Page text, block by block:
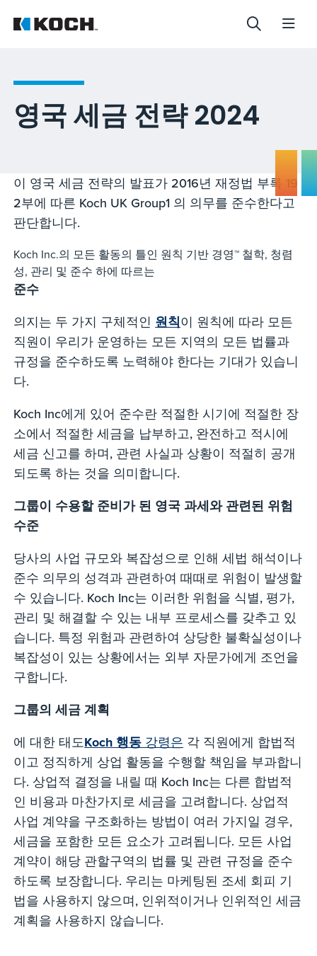
영국 세금 전략 2024
이 영국 세금 전략의 발표가 2016년 재정법 부록 19
2부에 따른 Koch UK Group1 의 의무를 준수한다고
판단합니다.
Koch Inc.의 모든 활동의 틀인 원칙 기반 경영™ 철학, 청렴
성, 관리 및 준수 하에 따르는
준수
의지는 두 가지 구체적인 원칙이 원칙에 따라 모든
직원이 우리가 운영하는 모든 지역의 모든 법률과
규정을 준수하도록 노력해야 한다는 기대가 있습니
다.
Koch Inc에게 있어 준수란 적절한 시기에 적절한 장
소에서 적절한 세금을 납부하고, 완전하고 적시에
세금 신고를 하며, 관련 사실과 상황이 적절히 공개
되도록 하는 것을 의미합니다.
그룹이 수용할 준비가 된 영국 과세와 관련된 위험
수준
당사의 사업 규모와 복잡성으로 인해 세법 해석이나
준수 의무의 성격과 관련하여 때때로 위험이 발생할
수 있습니다. Koch Inc는 이러한 위험을 식별, 평가,
관리 및 해결할 수 있는 내부 프로세스를 갖추고 있
습니다. 특정 위험과 관련하여 상당한 불확실성이나
복잡성이 있는 상황에서는 외부 자문가에게 조언을
구합니다.
그룹의 세금 계획
에 대한 태도Koch 행동 강령은 각 직원에게 합법적
이고 정직하게 상업 활동을 수행할 책임을 부과합니
다. 상업적 결정을 내릴 때 Koch Inc는 다른 합법적
인 비용과 마찬가지로 세금을 고려합니다. 상업적
사업 계약을 구조화하는 방법이 여러 가지일 경우,
세금을 포함한 모든 요소가 고려됩니다. 모든 사업
계약이 해당 관할구역의 법률 및 관련 규정을 준수
하도록 보장합니다. 우리는 마케팅된 조세 회피 기
법을 사용하지 않으며, 인위적이거나 인위적인 세금
계획을 사용하지 않습니다.